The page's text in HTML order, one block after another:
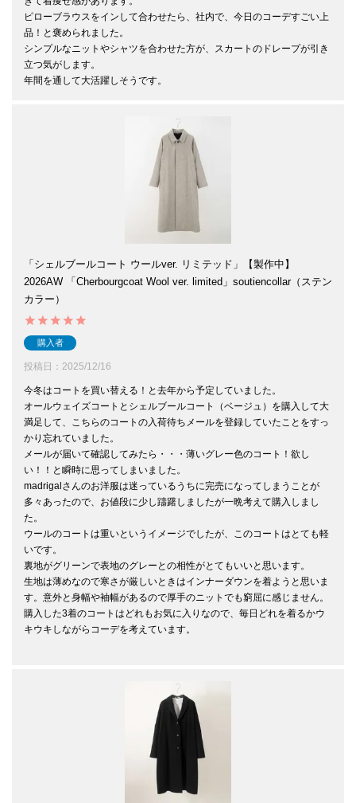
ピローブラウスをインして合わせたら、社内で、今日のコーデすごい上
品！と褒められました。
シンプルなニットやシャツを合わせた方が、スカートのドレープが引き
立つ気がします。
年間を通して大活躍しそうです。
「シェルブールコート ウールver. リミテッド」【製作中】
2026AW 「Cherbourgcoat Wool ver. limited」soutiencollar（ステン
カラー）
購入者
投稿日 2025/12/16
今冬はコートを買い替える！と去年から予定していました。
オールウェイズコートとシェルブールコート（ベージュ）を購入して大
満足して、こちらのコートの入荷待ちメールを登録していたことをすっ
かり忘れていました。
メールが届いて確認してみたら・・・薄いグレー色のコート！欲し
い！！と瞬時に思ってしまいました。
madrigalさんのお洋服は迷っているうちに完売になってしまうことが
多々あったので、お値段に少し躊躇しましたが一晩考えて購入しまし
た。
ウールのコートは重いというイメージでしたが、このコートはとても軽
いです。
裏地がグリーンで表地のグレーとの相性がとてもいいと思います。
生地は薄めなので寒さが厳しいときはインナーダウンを着ようと思いま
す。意外と身幅や袖幅があるので厚手のニットでも窮屈に感じません。
購入した3着のコートはどれもお気に入りなので、毎日どれを着るかウ
キウキしながらコーデを考えています。